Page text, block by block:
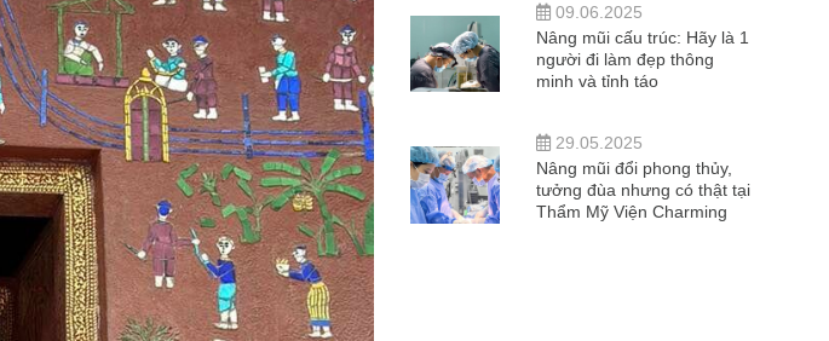
09.06.2025
Nâng mũi cấu trúc: Hãy là 1
người đi làm đẹp thông
minh và tỉnh táo
29.05.2025
Nâng mũi đổi phong thủy,
tưởng đùa nhưng có thật tại
Thẩm Mỹ Viện Charming